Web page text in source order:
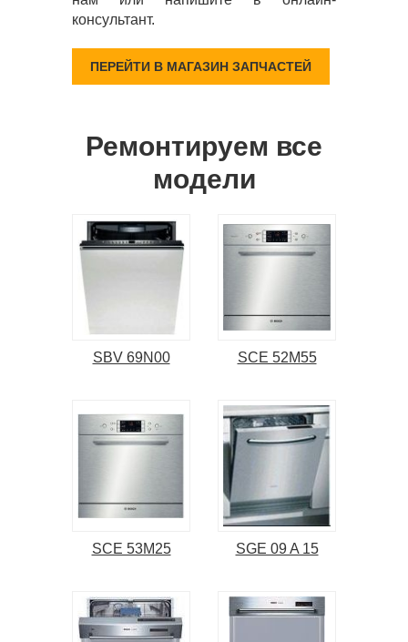
консультант.
ПЕРЕЙТИ В МАГАЗИН ЗАПЧАСТЕЙ
Ремонтируем все
модели
SBV 69N00 SCE 52M55
SCE 53M25 SGE 09 A 15